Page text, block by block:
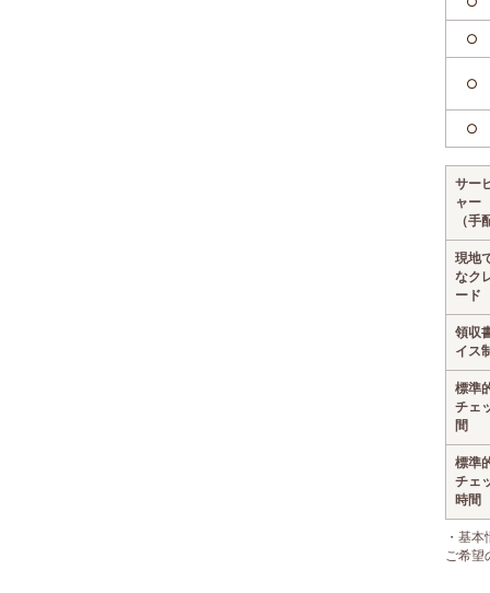
○
○
○
サー
ャー
（手
現地
なク
ード
領収
イス
標準
チェ
間
標準
チェ
時間
・基
ご希望